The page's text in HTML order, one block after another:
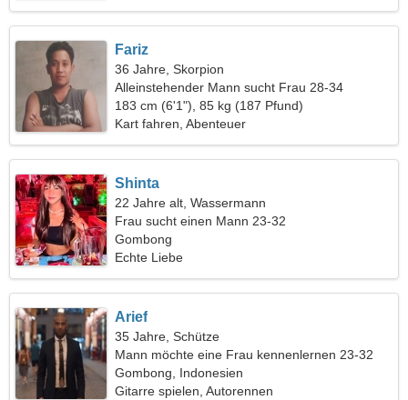
Fariz
36 Jahre, Skorpion
Alleinstehender Mann sucht Frau 28-34
183 cm (6'1"), 85 kg (187 Pfund)
Kart fahren, Abenteuer
Shinta
22 Jahre alt, Wassermann
Frau sucht einen Mann 23-32
Gombong
Echte Liebe
Arief
35 Jahre, Schütze
Mann möchte eine Frau kennenlernen 23-32
Gombong, Indonesien
Gitarre spielen, Autorennen